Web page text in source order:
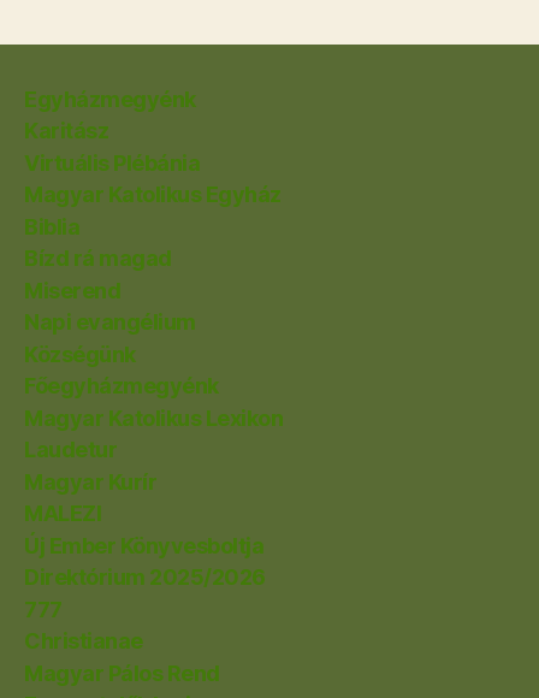
Egyházmegyénk
Karitász
Virtuális Plébánia
Magyar Katolikus Egyház
Biblia
Bízd rá magad
Miserend
Napi evangélium
Községünk
Főegyházmegyénk
Magyar Katolikus Lexikon
Laudetur
Magyar Kurír
MALEZI
Új Ember Könyvesboltja
Direktórium 2025/2026
777
Christianae
Magyar Pálos Rend